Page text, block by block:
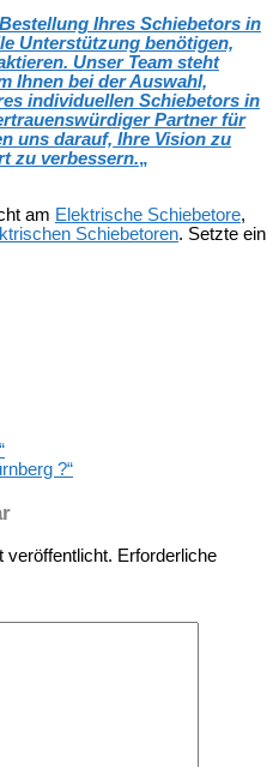
Ihres Schiebetors in
Unterstützung benötigen,
Unser Team steht
Ihnen bei der Auswahl,
individuellen Schiebetors in
Partner für
uns darauf, Ihre Vision zu
zu verbessern.„
am Elektrische Schiebetore,
Schiebetoren. Setzte ein
?“
veröffentlicht. Erforderliche